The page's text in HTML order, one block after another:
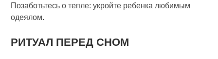
Позаботьтесь о тепле: укройте ребенка любимым
одеялом.
РИТУАЛ ПЕРЕД СНОМ